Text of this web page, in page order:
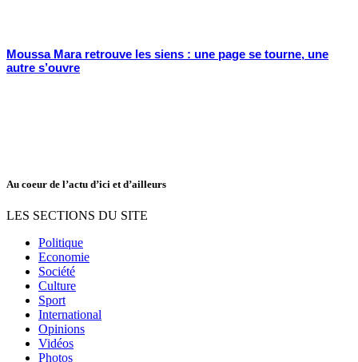
Moussa Mara retrouve les siens : une page se tourne, une
autre s’ouvre
Au coeur de l’actu d’ici et d’ailleurs
LES SECTIONS DU SITE
Politique
Economie
Société
Culture
Sport
International
Opinions
Vidéos
Photos